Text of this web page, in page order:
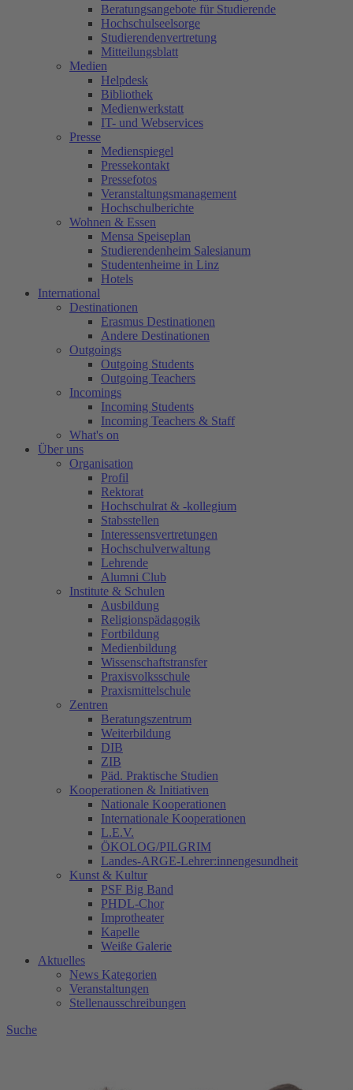
Beratungsangebote für Studierende
Hochschulseelsorge
Studierendenvertretung
Mitteilungsblatt
Medien
Helpdesk
Bibliothek
Medienwerkstatt
IT- und Webservices
Presse
Medienspiegel
Pressekontakt
Pressefotos
Veranstaltungsmanagement
Hochschulberichte
Wohnen & Essen
Mensa Speiseplan
Studierendenheim Salesianum
Studentenheime in Linz
Hotels
International
Destinationen
Erasmus Destinationen
Andere Destinationen
Outgoings
Outgoing Students
Outgoing Teachers
Incomings
Incoming Students
Incoming Teachers & Staff
What's on
Über uns
Organisation
Profil
Rektorat
Hochschulrat & -kollegium
Stabsstellen
Interessensvertretungen
Hochschulverwaltung
Lehrende
Alumni Club
Institute & Schulen
Ausbildung
Religionspädagogik
Fortbildung
Medienbildung
Wissenschaftstransfer
Praxisvolksschule
Praxismittelschule
Zentren
Beratungszentrum
Weiterbildung
DIB
ZIB
Päd. Praktische Studien
Kooperationen & Initiativen
Nationale Kooperationen
Internationale Kooperationen
L.E.V.
ÖKOLOG/PILGRIM
Landes-ARGE-Lehrer:innengesundheit
Kunst & Kultur
PSF Big Band
PHDL-Chor
Improtheater
Kapelle
Weiße Galerie
Aktuelles
News Kategorien
Veranstaltungen
Stellenausschreibungen
Suche